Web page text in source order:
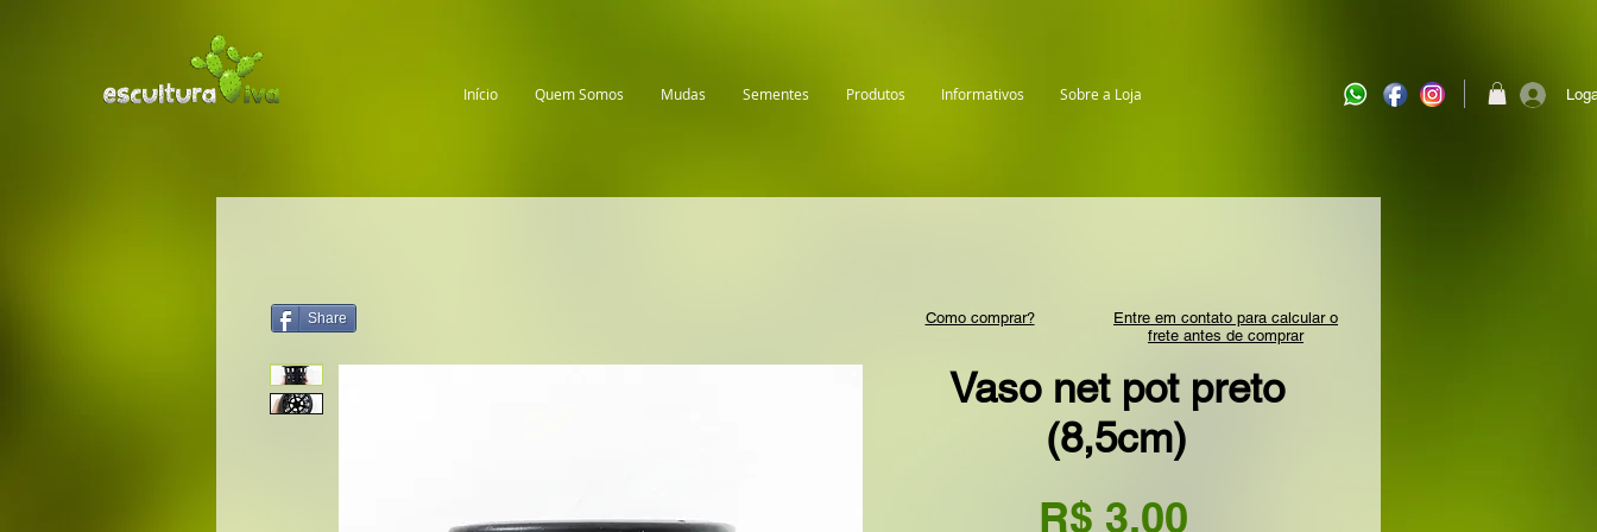
Início Quem Somos Mudas Sementes Produtos Informativos Sobre a Loja
Vaso net pot preto
(8,5cm)
R$ 3,00
Como comprar?
Share
Entre em contato para calcular o
frete antes de comprar